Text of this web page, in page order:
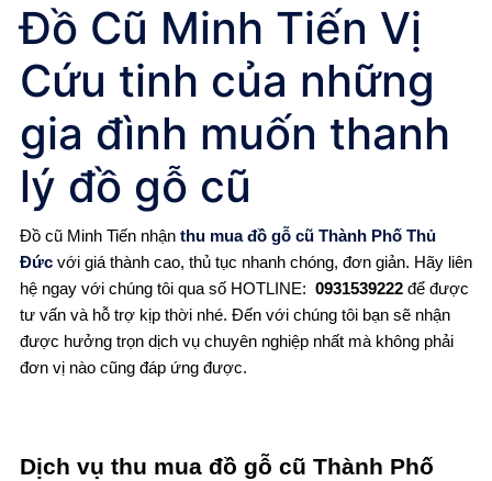
Đồ Cũ Minh Tiến Vị
Cứu tinh của những
gia đình muốn thanh
lý đồ gỗ cũ
Đồ cũ Minh Tiến nhận thu mua đồ gỗ cũ Thành Phố Thủ
Đức với giá thành cao, thủ tục nhanh chóng, đơn giản. Hãy liên
hệ ngay với chúng tôi qua số HOTLINE: 0931539222 để được
tư vấn và hỗ trợ kịp thời nhé. Đến với chúng tôi bạn sẽ nhận
được hưởng trọn dịch vụ chuyên nghiệp nhất mà không phải
đơn vị nào cũng đáp ứng được.
Dịch vụ thu mua đồ gỗ cũ Thành Phố